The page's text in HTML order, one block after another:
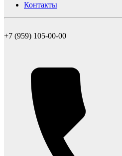
Контакты
+7 (959) 105-00-00